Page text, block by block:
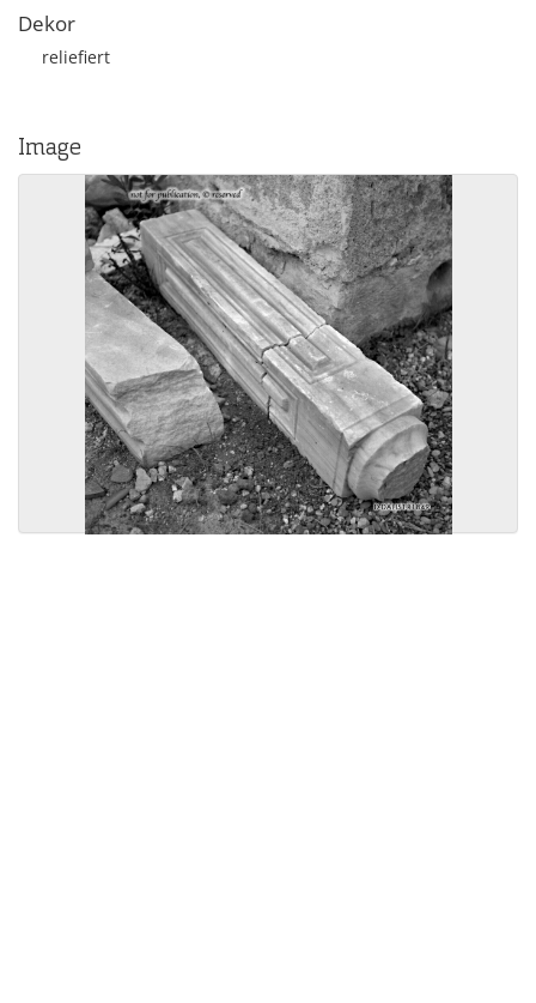
Dekor
reliefiert
Image